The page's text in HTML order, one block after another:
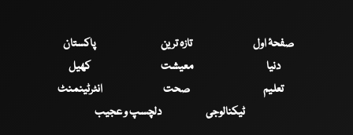
صفحۂ اول تازہ ترین
پاکستان
دنیا
معیشت
کھیل
تعلیم
صحت
انٹرٹینمنٹ
ٹیکنالوجی
دلچسپ و عجیب